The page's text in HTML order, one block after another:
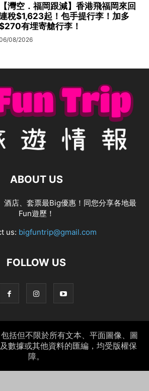
【灣空．福岡跟減】香港飛福岡來回
稅$1,623起！包手提行李！加多
有埋寄艙行李！
08/2026
ABOUT US
酒店、套票最Big優惠！同您分享各地最
Fun遊歷！
us: bigfuntrip@gmail.com
FOLLOW US
括但不限於所有文本、平面圖像、圖
數據或其他資料的匯編，均受版權保
障。